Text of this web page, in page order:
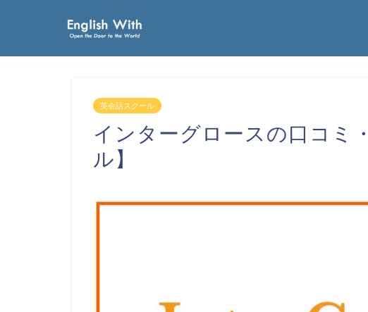
英会話スクール
インターグロースの口コミ
ル】